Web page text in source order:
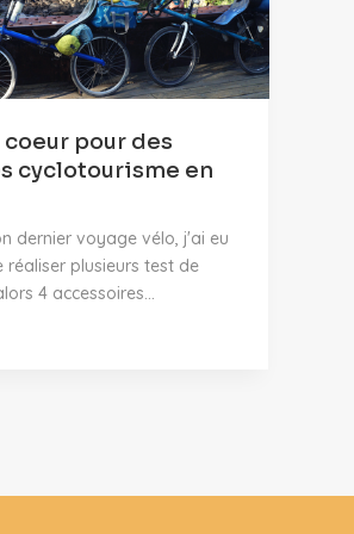
pour des
cyclotourisme en
dernier voyage vélo, j'ai eu
réaliser plusieurs test de
4 accessoires...